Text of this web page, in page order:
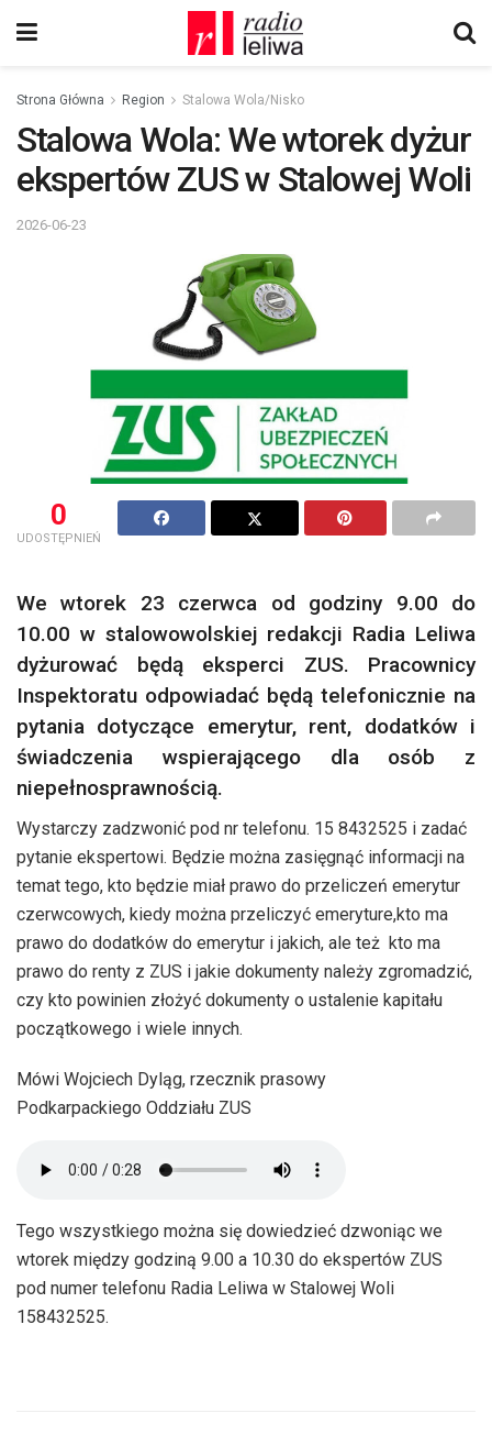
Strona Główna Region Stalowa Wola/Nisko
Stalowa Wola: We wtorek dyżur
ekspertów ZUS w Stalowej Woli
2026-06-23
0
UDOSTĘPNIEŃ
We wtorek 23 czerwca od godziny 9.00 do
10.00 w stalowowolskiej redakcji Radia Leliwa
dyżurować będą eksperci ZUS. Pracownicy
Inspektoratu odpowiadać będą telefonicznie na
pytania dotyczące emerytur, rent, dodatków i
świadczenia wspierającego dla osób z
niepełnosprawnością.
Wystarczy zadzwonić pod nr telefonu. 15 8432525 i zadać
pytanie ekspertowi. Będzie można zasięgnąć informacji na
temat tego, kto będzie miał prawo do przeliczeń emerytur
czerwcowych, kiedy można przeliczyć emeryture,kto ma
prawo do dodatków do emerytur i jakich, ale też kto ma
prawo do renty z ZUS i jakie dokumenty należy zgromadzić,
czy kto powinien złożyć dokumenty o ustalenie kapitału
początkowego i wiele innych.
Mówi Wojciech Dyląg, rzecznik prasowy
Podkarpackiego Oddziału ZUS
Tego wszystkiego można się dowiedzieć dzwoniąc we
wtorek między godziną 9.00 a 10.30 do ekspertów ZUS
pod numer telefonu Radia Leliwa w Stalowej Woli
158432525.